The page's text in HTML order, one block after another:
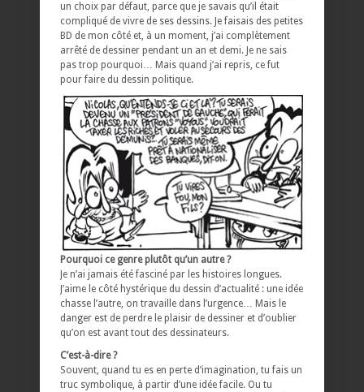
un choix par défaut, parce que je savais qu’il était
compliqué de vivre de ses dessins. Je faisais des petites
BD de mon côté et, à un moment, j’ai complètement
arrêté de dessiner pendant un an et demi. Je ne sais
pas trop pourquoi… Mais quand j’ai repris, ce fut
pour faire du dessin politique.
Pourquoi ce genre plutôt qu’un autre ?
Je n’ai jamais été fasciné par les histoires longues.
J’aime le côté hystérique du dessin d’actualité : une idée
chasse l’autre, on travaille dans l’urgence… Mais le
danger est de perdre le plaisir de dessiner et d’oublier
qu’on est avant tout des dessinateurs.
C’est-à-dire ?
Souvent, quand tu es en perte d’imagination, tu fais un
truc symbolique, à partir d’une idée facile. Ou tu